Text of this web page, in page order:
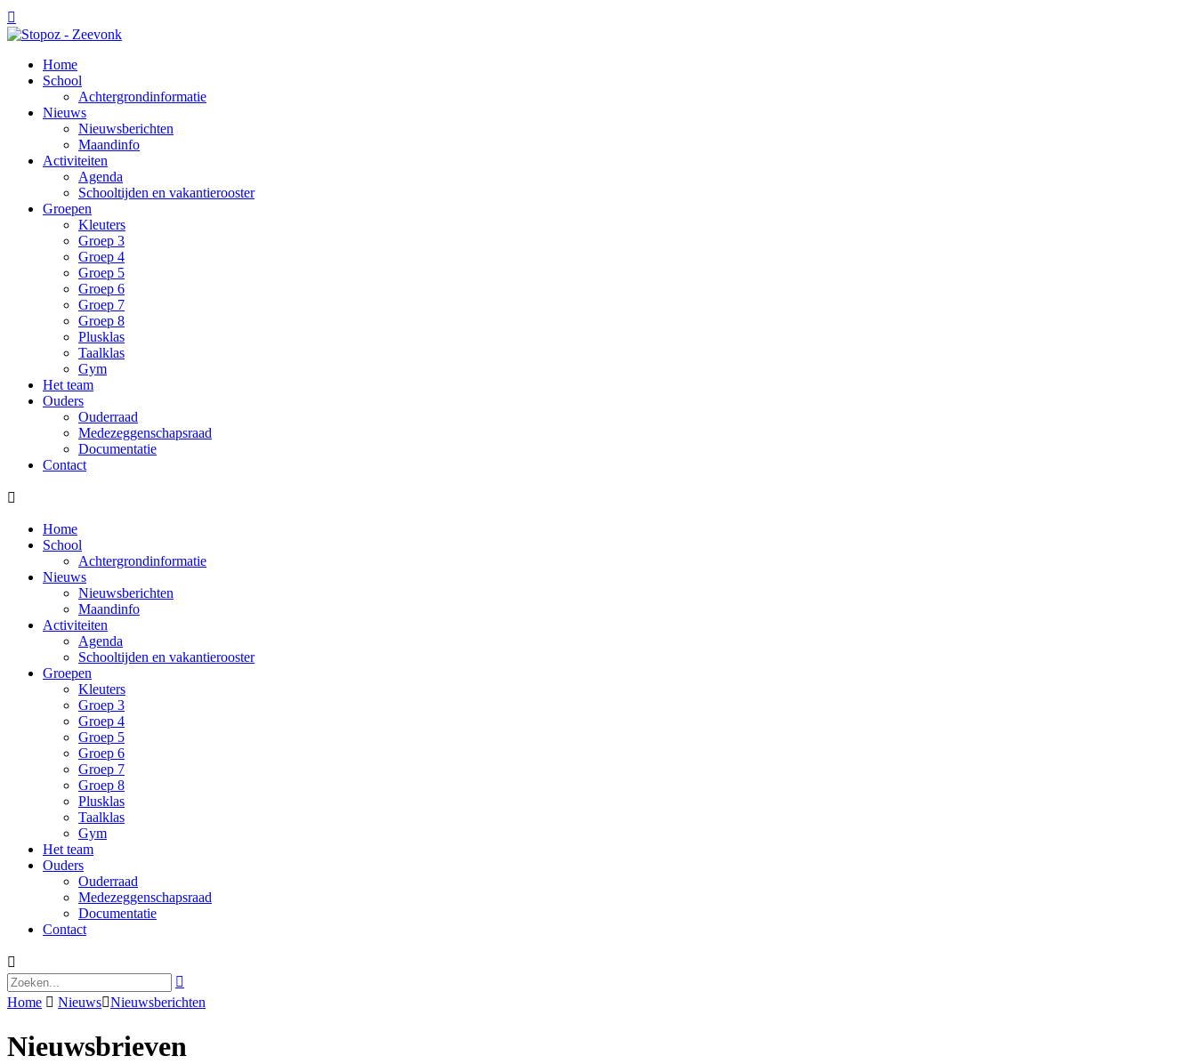

Home
School
Achtergrondinformatie
Nieuws
Nieuwsberichten
Maandinfo
Activiteiten
Agenda
Schooltijden en vakantierooster
Groepen
Kleuters
Groep 3
Groep 4
Groep 5
Groep 6
Groep 7
Groep 8
Plusklas
Taalklas
Gym
Het team
Ouders
Ouderraad
Medezeggenschapsraad
Documentatie
Contact

Home
School
Achtergrondinformatie
Nieuws
Nieuwsberichten
Maandinfo
Activiteiten
Agenda
Schooltijden en vakantierooster
Groepen
Kleuters
Groep 3
Groep 4
Groep 5
Groep 6
Groep 7
Groep 8
Plusklas
Taalklas
Gym
Het team
Ouders
Ouderraad
Medezeggenschapsraad
Documentatie
Contact


Home  NieuwsNieuwsberichten
Nieuwsbrieven